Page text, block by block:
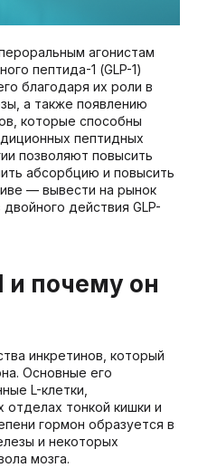
агонистам
пептида-1 (GLP-1)
благодаря их роли в
а также появлению
которые способны
пептидных
позволяют повысить
абсорбцию и повысить
— вывести на рынок
действия GLP-
и почему он
инкретинов, который
Основные его
L-клетки,
тонкой кишки и
гормон образуется в
и некоторых
мозга.